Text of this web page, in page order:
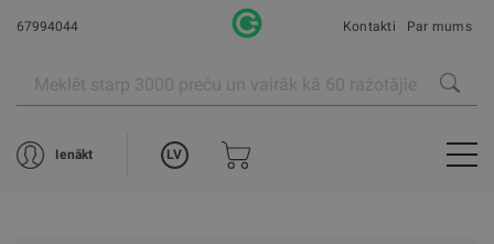
67994044 Kontakti Par mums
Ienākt LV